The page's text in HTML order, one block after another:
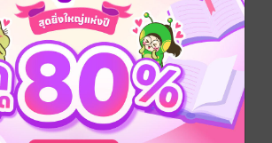
เป็นความลงตัวได้ไหม? แล้วพวกเขาจะ
พื่อนได้อย่างไร…
ดรามา โรแมนติก แอบรัก